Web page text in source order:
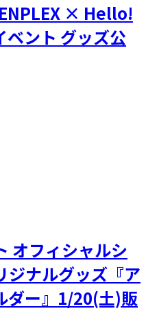
× Hello!
ント グッズ公
オフィシャルシ
ジナルグッズ『ア
ダー』1/20(土)販